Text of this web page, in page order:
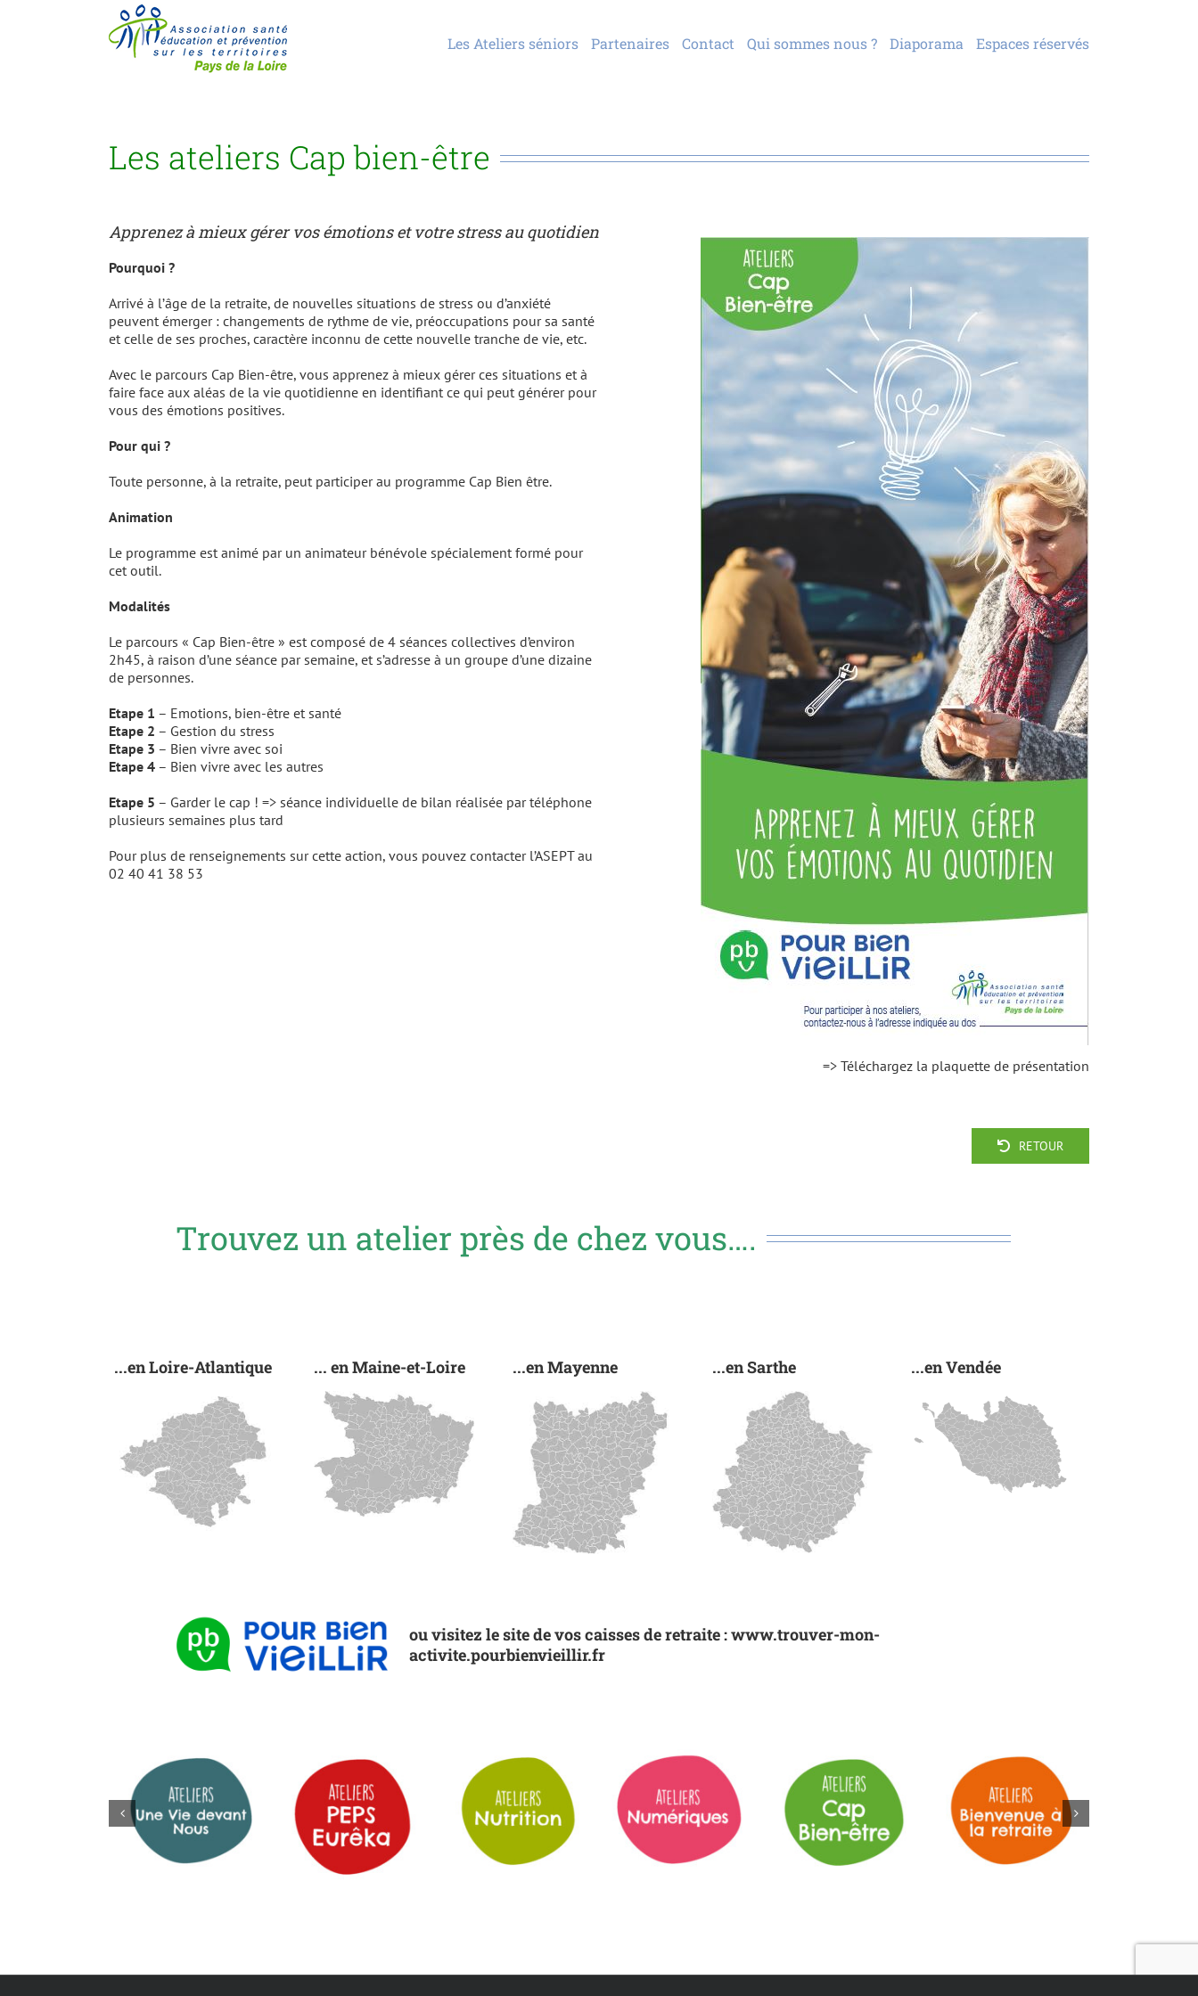
Les Ateliers séniors Partenaires Contact Qui sommes nous ? Diaporama Espaces réservés
Les ateliers Cap bien-être
Apprenez à mieux gérer vos émotions et votre stress au quotidien
Pourquoi ?
Arrivé à l’âge de la retraite, de nouvelles situations de stress ou d’anxiété
peuvent émerger : changements de rythme de vie, préoccupations pour sa santé
et celle de ses proches, caractère inconnu de cette nouvelle tranche de vie, etc.
Avec le parcours Cap Bien-être, vous apprenez à mieux gérer ces situations et à
faire face aux aléas de la vie quotidienne en identifiant ce qui peut générer pour
vous des émotions positives.
Pour qui ?
Toute personne, à la retraite, peut participer au programme Cap Bien être.
Animation
Le programme est animé par un animateur bénévole spécialement formé pour
cet outil.
Modalités
Le parcours « Cap Bien-être » est composé de 4 séances collectives d’environ
2h45, à raison d’une séance par semaine, et s’adresse à un groupe d’une dizaine
de personnes.
Etape 1 – Emotions, bien-être et santé
Etape 2 – Gestion du stress
Etape 3 – Bien vivre avec soi
Etape 4 – Bien vivre avec les autres
Etape 5 – Garder le cap ! => séance individuelle de bilan réalisée par téléphone
plusieurs semaines plus tard
Pour plus de renseignements sur cette action, vous pouvez contacter l’ASEPT au
02 40 41 38 53
=> Téléchargez la plaquette de présentation
RETOUR
Trouvez un atelier près de chez vous….
...en Loire-Atlantique ... en Maine-et-Loire ...en Mayenne ...en Sarthe ...en Vendée
ou visitez le site de vos caisses de retraite : www.trouver-mon-
activite.pourbienvieillir.fr